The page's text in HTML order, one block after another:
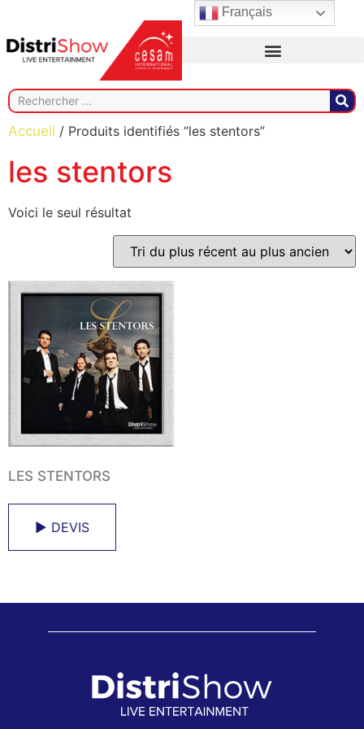
Accueil / Produits identifiés “les stentors”
les stentors
Voici le seul résultat
LES STENTORS
► DEVIS
Français